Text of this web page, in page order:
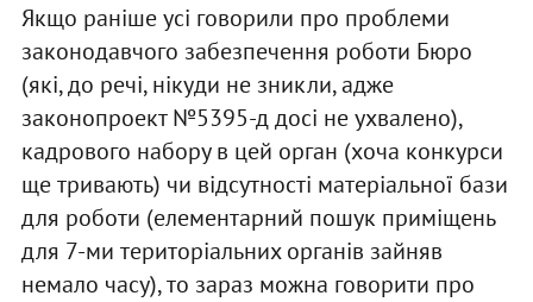
Якщо раніше усі говорили про проблеми
законодавчого забезпечення роботи Бюро
(які, до речі, нікуди не зникли, адже
законопроект №5395-д досі не ухвалено),
кадрового набору в цей орган (хоча конкурси
ще тривають) чи відсутності матеріальної бази
для роботи (елементарний пошук приміщень
для 7-ми територіальних органів зайняв
немало часу), то зараз можна говорити про